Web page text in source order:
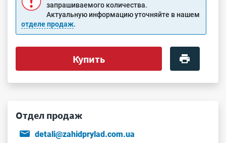
запрашиваемого количества.
Актуальную информацию уточняйте в нашем
отделе продаж.
Купить
Отдел продаж
detali@zahidprylad.com.ua